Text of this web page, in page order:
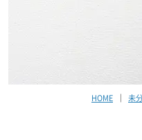
HOME 未